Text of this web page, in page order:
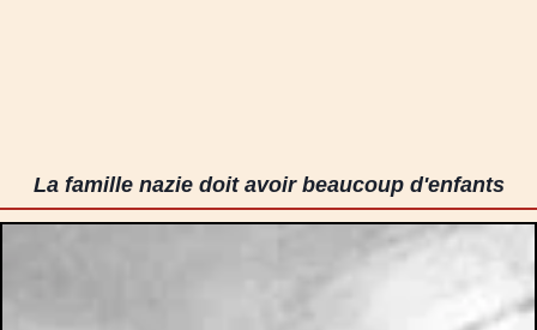
La famille nazie doit avoir beaucoup d'enfants